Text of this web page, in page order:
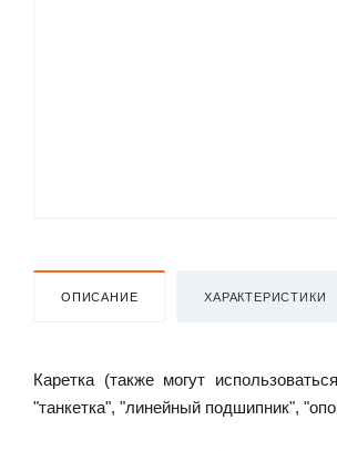
ОПИСАНИЕ ХАРАКТЕРИСТИКИ
Каретка (также могут
"танкетка", "линейный подшипник",